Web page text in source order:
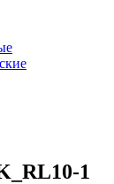
1